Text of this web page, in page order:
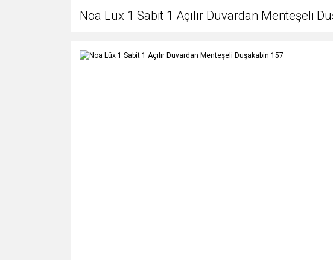
Noa Lüx 1 Sabit 1 Açılır Duvardan Menteşeli